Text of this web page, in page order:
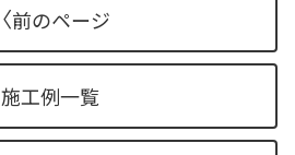
〈前のページ
施工例一覧